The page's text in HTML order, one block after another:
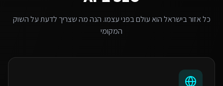
כל אזור בישראל הוא עולם בפני עצמו. הנה מה שצריך לדעת על השוק
המקומי